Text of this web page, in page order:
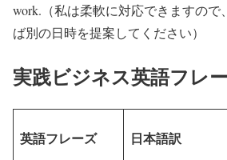
work.（私は柔軟に対応できますので
ば別の日時を提案してください）
実践ビジネス英語フレ
英語フレーズ 日本語訳